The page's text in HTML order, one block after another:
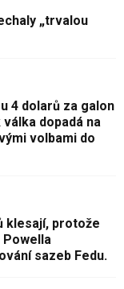
„trvalou
4 dolarů za galon
dopadá na
volbami do
klesají, protože
sazeb Fedu.